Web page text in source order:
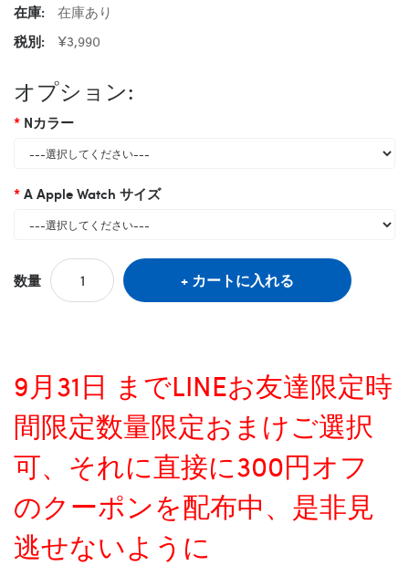
在庫:
在庫あり
税別:
¥3,990
オプション:
Nカラー
A Apple Watch サイズ
数量 カートに入れる
9月31日 までLINEお友達限定時
間限定数量限定おまけご選択
可、それに直接に300円オフ
のクーポンを配布中、是非見
逃せないように